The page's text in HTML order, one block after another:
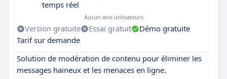
temps réel
Aucun avis utilisateurs
Version gratuite Essai gratuit
Démo gratuite
Tarif sur demande
Solution de modération de contenu pour éliminer les
messages haineux et les menaces en ligne.